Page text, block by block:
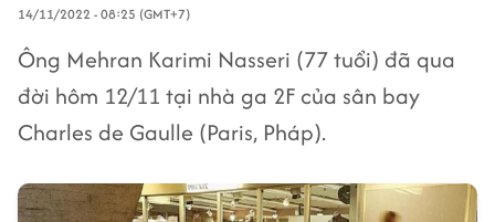
14/11/2022 - 08:25 (GMT+7)
Ông Mehran Karimi Nasseri (77 tuổi) đã qua
đời hôm 12/11 tại nhà ga 2F của sân bay
Charles de Gaulle (Paris, Pháp).